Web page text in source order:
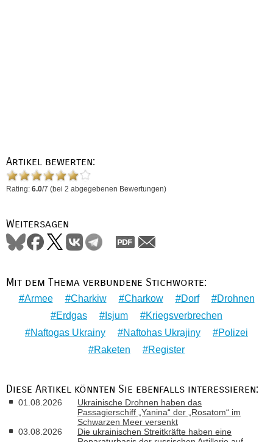
Artikel bewerten:
Rating: 6.0/7 (bei 2 abgegebenen Bewertungen)
Weitersagen
Mit dem Thema verbundene Stichworte:
Armee Charkiw Charkow Dorf
Drohnen
Erdgas
Isjum
Kriegsverbrechen
Naftogas Ukrainy
Naftohas Ukrajiny
Polizei
Raketen
Register
Diese Artikel könnten Sie ebenfalls interessieren:
01.08.2026
Ukrainische Drohnen haben das
Passagierschiff „Yanina“ der „Rosatom“ im
Schwarzen Meer versenkt
03.08.2026
Die ukrainischen Streitkräfte haben eine